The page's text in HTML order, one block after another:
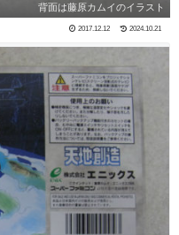
背面は藤原カムイのイラスト
2017.12.12 2024.10.21